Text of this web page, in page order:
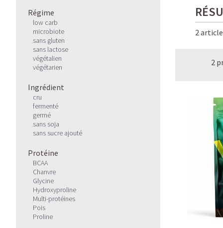
Régime
low carb
microbiote
sans gluten
sans lactose
végétalien
végétarien
Ingrédient
cru
fermenté
germé
sans soja
sans sucre ajouté
Protéine
BCAA
Chanvre
Glycine
Hydroxyproline
Multi-protéines
Pois
Proline
2
2